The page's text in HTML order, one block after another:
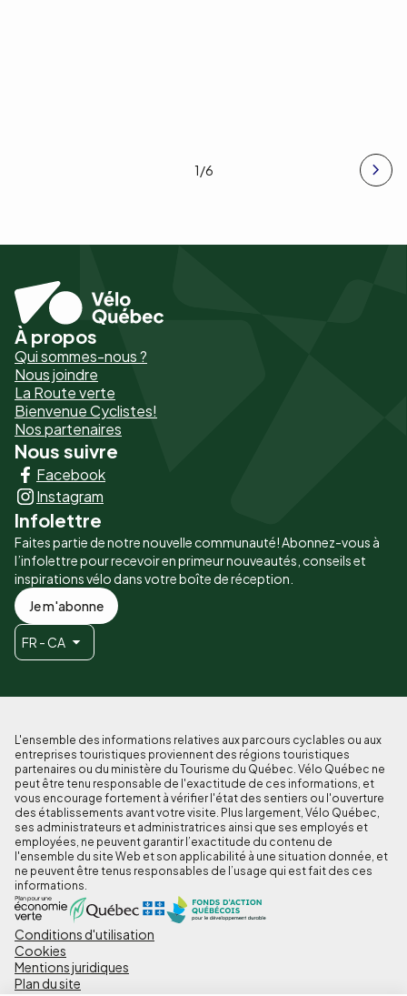
1/6
Pied
de
page
-
Liens
principaux
À propos
Qui sommes-nous ?
Nous joindre
La Route verte
Bienvenue Cyclistes!
Nos partenaires
Nous suivre
Facebook
Instagram
Infolettre
Faites partie de notre nouvelle communauté! Abonnez-vous à
l’infolettre pour recevoir en primeur nouveautés, conseils et
inspirations vélo dans votre boîte de réception.
Je m'abonne
FR - CA
L'ensemble des informations relatives aux parcours cyclables ou aux
entreprises touristiques proviennent des régions touristiques
partenaires ou du ministère du Tourisme du Québec. Vélo Québec ne
peut être tenu responsable de l'exactitude de ces informations, et
vous encourage fortement à vérifier l'état des sentiers ou l'ouverture
des établissements avant votre visite. Plus largement, Vélo Québec,
ses administrateurs et administratrices ainsi que ses employés et
employées, ne peuvent garantir l’exactitude du contenu de
l'ensemble du site Web et son applicabilité à une situation donnée, et
ne peuvent être tenus responsables de l’usage qui est fait des ces
informations.
Pied
de
Conditions d'utilisation
Cookies
Mentions juridiques
Plan du site